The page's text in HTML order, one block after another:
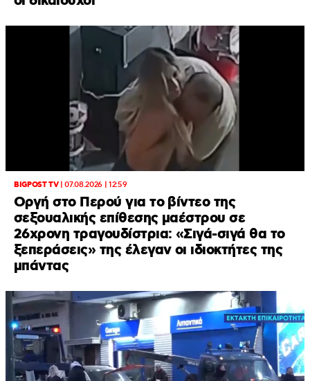
BIGPOST TV|07.08.2026 | 12:59
Οργή στο Περού για το βίντεο της
σεξουαλικής επίθεσης μαέστρου σε
26χρονη τραγουδίστρια: «Σιγά-σιγά θα το
ξεπεράσεις» της έλεγαν οι ιδιοκτήτες της
μπάντας